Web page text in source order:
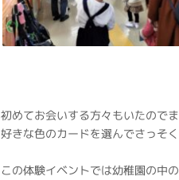
初めてお会いする方々もいたので
好きな色のカードを選んでさっそ
この体験イベントでは幼稚園の中